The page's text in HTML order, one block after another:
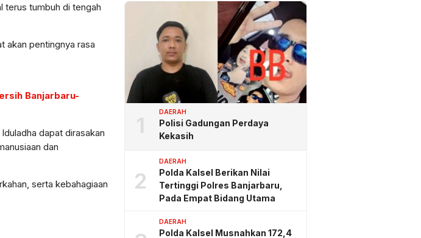
terus tumbuh di tengah
akan pentingnya rasa
Banjarbaru-
dapat dirasakan
dan
serta kebahagiaan
1
DAERAH
Polisi Gadungan Perdaya
Kekasih
2
DAERAH
Polda Kalsel Berikan Nilai
Tertinggi Polres Banjarbaru,
Pada Empat Bidang Utama
DAERAH
Polda Kalsel Musnahkan 172,4